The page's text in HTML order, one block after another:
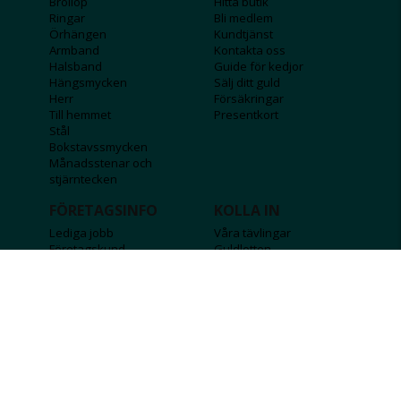
Ringar
Örhängen
Armband
Halsband
Hängsmycken
Herr
Till hemmet
Stål
Bokstavssmycken
Månadsstenar och
stjärntecken
Bli medlem
Kundtjänst
Kontakta oss
Guide för kedjor
Sälj ditt guld
Försäkringar
Presentkort
FÖRETAGSINFO
Lediga jobb
Företagskund
KOLLA IN
Våra tävlingar
Guldlotten